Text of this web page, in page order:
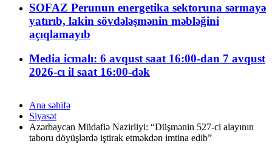
SOFAZ Perunun energetika sektoruna sərmayə
yatırıb, lakin sövdələşmənin məbləğini
açıqlamayıb
Media icmalı: 6 avqust saat 16:00-dan 7 avqust
2026-cı il saat 16:00-dək
Ana səhifə
Siyasət
Azərbaycan Müdafiə Nazirliyi: “Düşmənin 527-ci alayının
taboru döyüşlərdə iştirak etməkdən imtina edib”